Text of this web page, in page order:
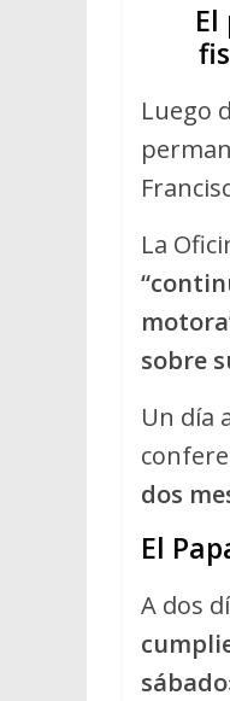
Luego
La
sobre
Un día
dos
El
A dos